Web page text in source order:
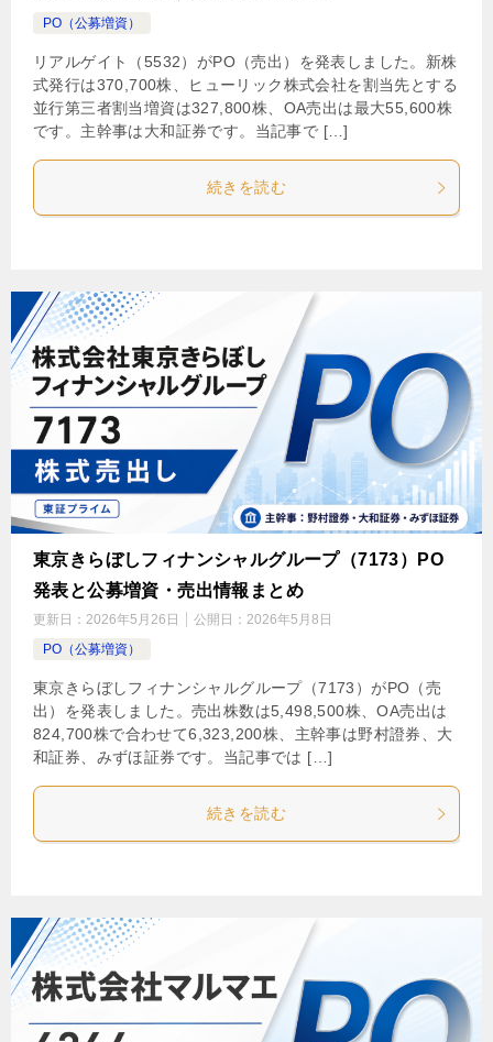
PO（公募増資）
リアルゲイト（5532）がPO（売出）を発表しました。新株
式発行は370,700株、ヒューリック株式会社を割当先とする
並行第三者割当増資は327,800株、OA売出は最大55,600株
です。主幹事は大和証券です。当記事で […]
続きを読む
東京きらぼしフィナンシャルグループ（7173）PO
発表と公募増資・売出情報まとめ
更新日： 2026年5月26日 公開日： 2026年5月8日
PO（公募増資）
東京きらぼしフィナンシャルグループ（7173）がPO（売
出）を発表しました。売出株数は5,498,500株、OA売出は
824,700株で合わせて6,323,200株、主幹事は野村證券、大
和証券、みずほ証券です。当記事では […]
続きを読む